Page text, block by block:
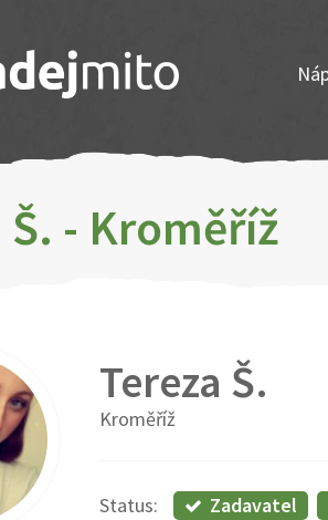
Š. - Kroměříž
Tereza Š.
Kroměříž
Status: Zadavatel